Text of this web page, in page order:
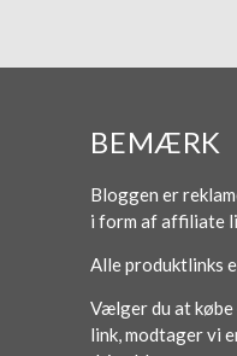
BEMÆRK
Bloggen er
i form af affiliate
Alle produktlinks
Vælger du at
link, modtager vi